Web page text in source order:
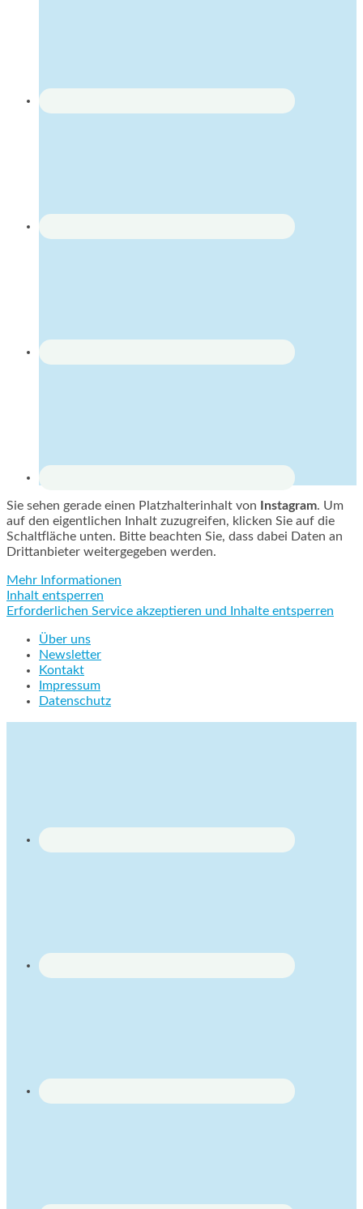
Sie sehen gerade einen Platzhalterinhalt von Instagram. Um
auf den eigentlichen Inhalt zuzugreifen, klicken Sie auf die
Schaltfläche unten. Bitte beachten Sie, dass dabei Daten an
Drittanbieter weitergegeben werden.
Mehr Informationen
Inhalt entsperren
Erforderlichen Service akzeptieren und Inhalte entsperren
Über uns
Newsletter
Kontakt
Impressum
Datenschutz